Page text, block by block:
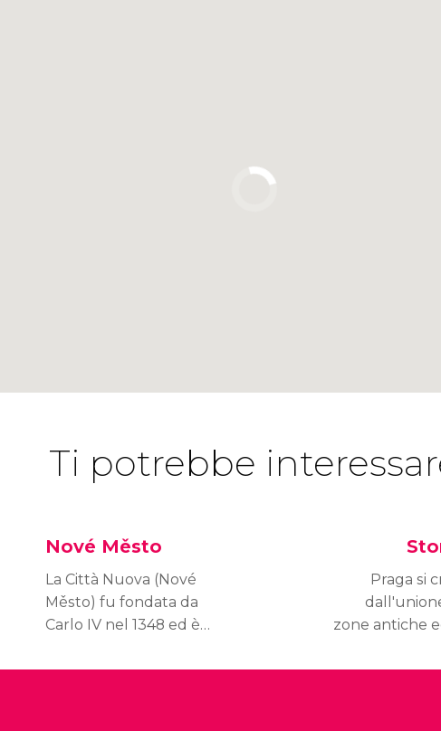
Ti potrebbe
Nové Město
La Città Nuova (Nové
Město) fu fondata da
Carlo IV nel 1348 ed è
eventi della storia ceca
Praga si
zone antiche
fiume Moldava.